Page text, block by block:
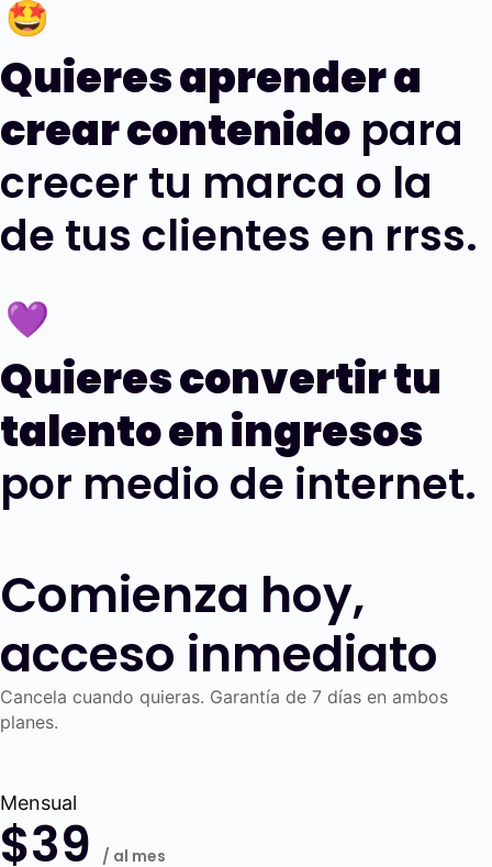
Quieres aprender a
crear contenido para
crecer tu marca o la
de tus clientes en rrss.
Quieres convertir tu
talento en ingresos
por medio de internet.
Comienza hoy,
acceso inmediato
Cancela cuando quieras. Garantía de 7 días en ambos
planes.
Mensual
$39 / al mes